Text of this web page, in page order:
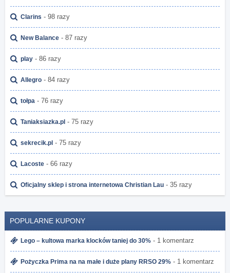
Clarins - 98 razy
New Balance - 87 razy
play - 86 razy
Allegro - 84 razy
tołpa - 76 razy
Taniaksiazka.pl - 75 razy
sekrecik.pl - 75 razy
Lacoste - 66 razy
Oficjalny sklep i strona internetowa Christian Lau - 35 razy
POPULARNE KUPONY
Lego – kultowa marka klocków taniej do 30% - 1 komentarz
Pożyczka Prima na na małe i duże plany RRSO 29% - 1 komentarz